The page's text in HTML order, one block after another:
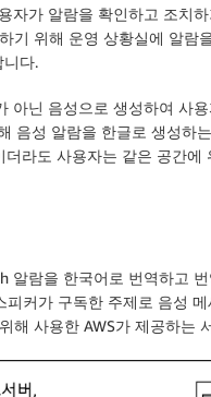
자가 알람을 확인하고 조치
기 위해 운영 상황실에 알람
니다.
아닌 음성으로 생성하여 사
음성 알람을 한글로 생성하
라도 사용자는 같은 공간
알람을 한국어로 번역하고
커가 구독한 주제로 음성
해 사용한 AWS가 제공하는